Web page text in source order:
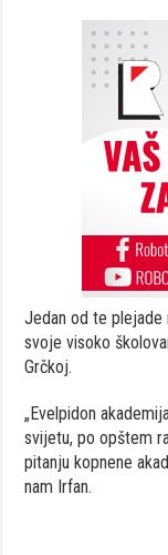
Jedan od te plejade
svoje visoko
Grčkoj.
„Evelpidon
svijetu, po opštem
pitanju kopnene
nam Irfan.